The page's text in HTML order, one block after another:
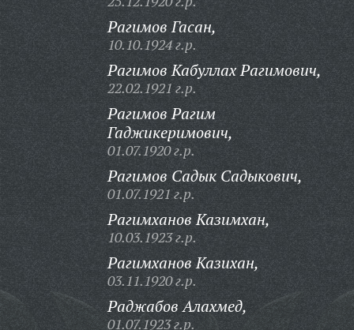
Рагимов Гасан,
10.10.1924 г.р.
Рагимов Кабуллах Рагимович,
22.02.1921 г.р.
Рагимов Рагим
Гаджикеримович,
01.07.1920 г.р.
Рагимов Садык Садыкович,
01.07.1921 г.р.
Рагимханов Казимхан,
10.03.1923 г.р.
Рагимханов Казихан,
03.11.1920 г.р.
Раджабов Алахмед,
01.07.1923 г.р.